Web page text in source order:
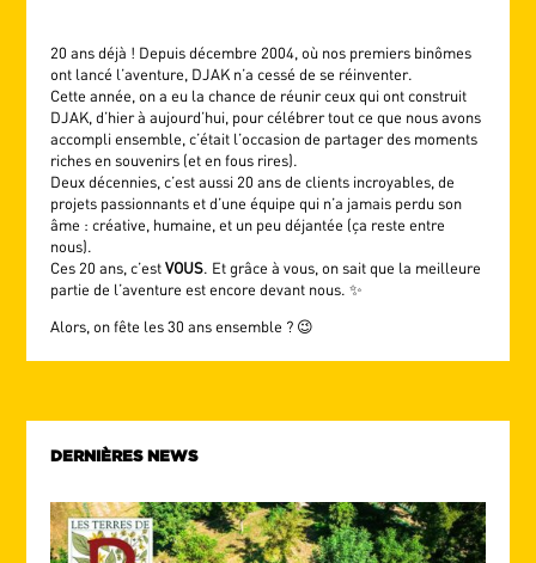
20 ans déjà ! Depuis décembre 2004, où nos premiers binômes
ont lancé l’aventure, DJAK n’a cessé de se réinventer.
Cette année, on a eu la chance de réunir ceux qui ont construit
DJAK, d’hier à aujourd’hui, pour célébrer tout ce que nous avons
accompli ensemble, c’était l’occasion de partager des moments
riches en souvenirs (et en fous rires).
Deux décennies, c’est aussi 20 ans de clients incroyables, de
projets passionnants et d’une équipe qui n’a jamais perdu son
âme : créative, humaine, et un peu déjantée (ça reste entre
nous).
Ces 20 ans, c’estVOUS. Et grâce à vous, on sait que la meilleure
partie de l’aventure est encore devant nous. ✨
Alors, on fête les 30 ans ensemble ? 😉
DERNIÈRES NEWS